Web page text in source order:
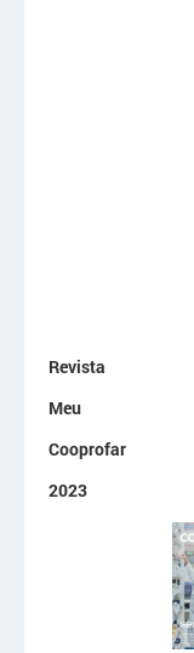
Revista
Meu
Cooprofar
2023